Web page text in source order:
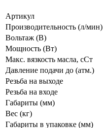
Артикул
Производительность (л/мин)
Вольтаж (В)
Мощность (Вт)
Макс. вязкость масла, сСт
Давление подачи до (атм.)
Резьба на выходе
Резьба на входе
Габариты (мм)
Вес (кг)
Габариты в упаковке (мм)